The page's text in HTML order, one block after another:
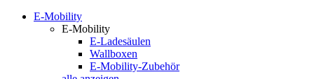
E-Mobility
E-Mobility
E-Ladesäulen
Wallboxen
E-Mobility-Zubehör